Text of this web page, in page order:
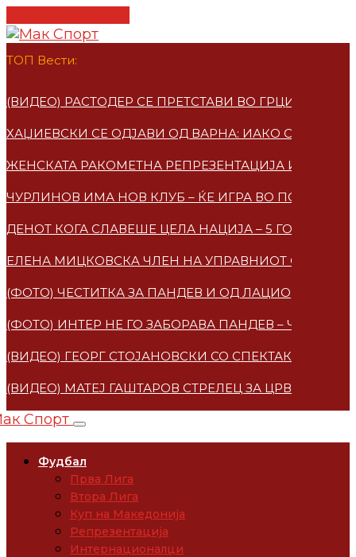
ТОП Вести:
(ВИДЕО) РАСТОДЕР СЕ ПРЕТСТАВИ ВО ГРЦИЈА –
ХАЏИЕВСКИ СЕ ОДЈАВИ ОД ВАРНА: ИАКО СУМ
ЖЕНСКАТА РАКОМЕТНА РЕПРЕЗЕНТАЦИЈА ИМАА
ЧУРЛИНОВ ИМА НОВ КЛУБ – ЌЕ ИГРА ВО ПОЛСКА
ДЕНОТ КОГА СЛАВЕШЕ ЦЕЛА НАЦИЈА – 5 ГОДИНИ
ЕЛЕНА МИЦКОВСКA ЧЛЕН НА УПРАВНИОТ ОДБОР
(ФОТО) ЧЕСТИТКА ЗА ПАНДЕВ И ОД ЛАЦИО
(ФОТО) ИНТЕР НЕ ГО ЗАБОРАВА ПАНДЕВ –
(ВИДЕО) ГЕОРГ СТОЈАНОВСКИ СО СПЕКТАКУЛАРЕН
(ВИДЕО) МАТЕЈ ГАШТАРОВ СТРЕЛЕЦ ЗА ЦРВЕНА
Фудбал
Прва Лига
Втора Лига
Куп на Македонија
Репрезентација
Интернационалци